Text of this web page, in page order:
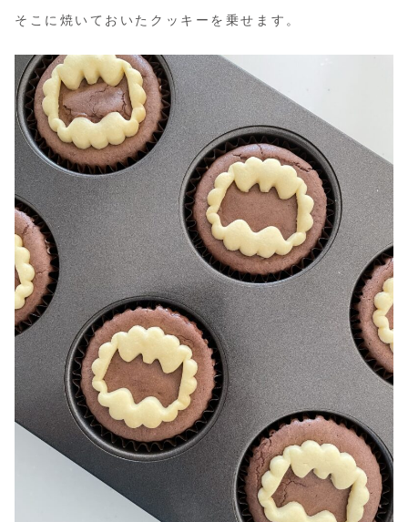
そこに焼いておいたクッキーを乗せます。